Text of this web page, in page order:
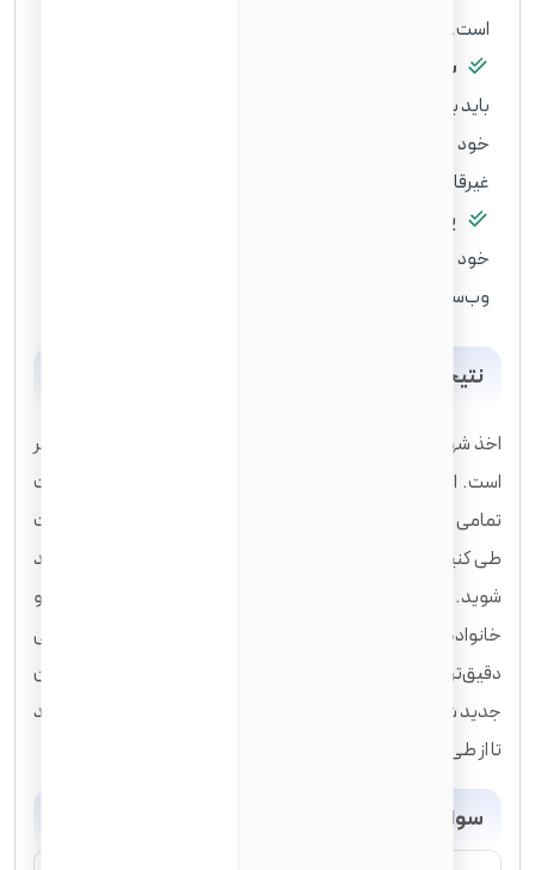
است.
شرایط کار حین تحصیل:
خود بر روی مسیر اخذ تابعیت تأثیری ندارد، اما هرگونه کار
غیرقانونی می‌تواند مشکل‌ساز باشد.
پیگیری وضعیت پرونده:
خود می‌توانید وضعیت درخواستتان را به صورت آنلاین در
وب‌سایت USCIS پیگیری کنید.
نتیجه‌گیری
اخذ شهروندی آمریکا گامی بزرگ و سرنوشت‌ساز در زندگی یک مهاجر
است. این فرآیند نیازمند صبر، دقت و آمادگی کامل است. با رعایت
تمامی الزامات و تهیه مدارک دقیق، می‌توانید این مسیر را با موفقیت
طی کنید و از تمامی مزایای سیتیزن‌شیپ در ایالات متحده بهره‌مند
شوید. این یک تصمیم شخصی و مهم است که زندگی شما و
خانواده‌تان را تحت تأثیر قرار خواهد داد. توصیه می‌شود برای بررسی
دقیق‌تر شرایط فردی خود و دریافت مشاوره تخصصی در مورد قوانین
جدید شهروندی آمریکا، با کارشناسان مجرب مهاجرت مشورت نمایید
تا از طی شدن صحیح و کامل مراحل اطمینان حاصل کنید.
سوالات متداول (FAQ)